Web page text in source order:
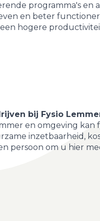
programma's en
en beter
hogere
bij Fysio
en omgeving
inzetbaarheid,
persoon om u hier